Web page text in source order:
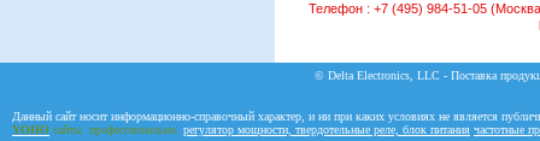
Телефон :+7 (495) 984-51-05
© Delta Electronics, LLC - Поставка
Данный сайт носит информационно-справочный характер, и ни при каких условиях не является
YOHO сайты. профессионально. регулятор мощности, твердотельные реле, блок питания частотные